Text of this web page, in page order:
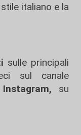
italiano e la
sulle principali
sul canale
Instagram, su